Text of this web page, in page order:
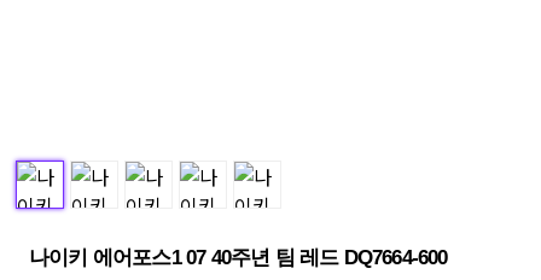
나이키 에어포스1 07 40주년 팀 레드 DQ7664-600